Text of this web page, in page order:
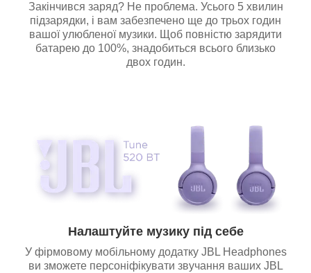
Закінчився заряд? Не проблема. Усього 5 хвилин
підзарядки, і вам забезпечено ще до трьох годин
вашої улюбленої музики. Щоб повністю зарядити
батарею до 100%, знадобиться всього близько
двох годин.
Налаштуйте музику під себе
У фірмовому мобільному додатку JBL Headphones
ви зможете персоніфікувати звучання ваших JBL